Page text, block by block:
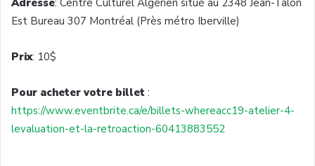
Est Bureau 307 Montréal (Près métro Iberville)
Prix: 10$
Pour acheter votre billet :
https://www.eventbrite.ca/e/billets-whereacc19-atelier-4-
levaluation-et-la-retroaction-60413883552